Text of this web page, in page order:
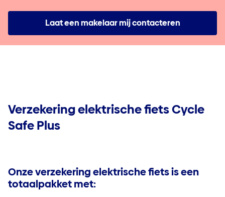
Spaar- en beleggingsverzekering | Invest
Beleggingsverzekering Tak23 | Invest 23
Overlijdensverzekering
Meer informatie
Sparen en beschermen: verzeker het onvervangbare
Contact & Service
Laat een makelaar mij contacteren
Verzekering elektrische fiets Cycle
Safe Plus
Onze verzekering elektrische fietsis een
totaalpakket met: